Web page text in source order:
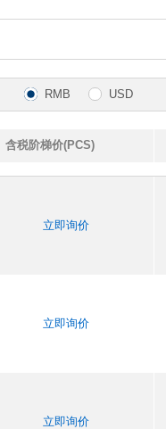
RMB USD
含税阶梯价(PCS)
立即询价
立即询价
立即询价